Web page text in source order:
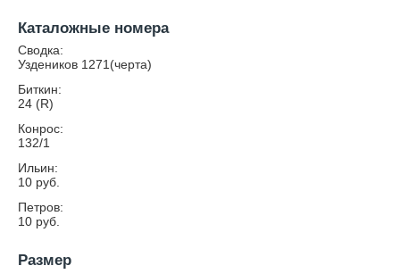
Каталожные номера
Сводка:
Уздеников 1271(черта)
Биткин:
24 (R)
Конрос:
132/1
Ильин:
10 руб.
Петров:
10 руб.
Размер